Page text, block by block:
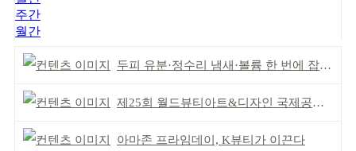
주간
월간
두피 유분·정수리 냄새·볼륨 한 번에 잡는다
제25회 월드뷰티아트&디자인 국제공모전 시상식 성황
아마존 프라임데이, K뷰티가 이끈다